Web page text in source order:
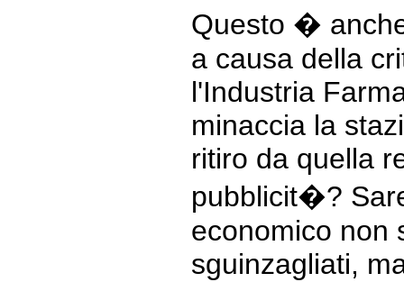
Questo �
a causa della
l'Industria
minaccia la
ritiro da quella
pubblicit�?
economico non
sguinzagliati,